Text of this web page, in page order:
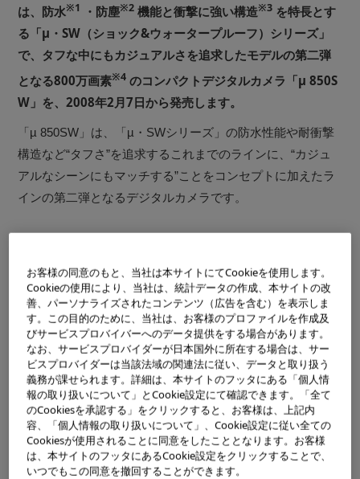
は、防水※1 ・防塵※2 機能と衝撃に強い構造※3 を特長とす
る「µ・SW（ショック&ウォータープルーフ）シリーズ」
で、タフな中にもカジュアルさを追求したモデルの第二弾
となる800万画素※4 のコンパクトデジタルカメラ「µ 850S
W」を、2008年2月7日から発売します。
「µ 850SW」は、「µ・SWシリーズ」の防水性能や耐衝撃
構造など“タフさ”を追求するこれまでのラインに、“カジュ
アルなシーンにもマッチする”ことをコンセプトに加えたラ
インの第二弾となるデジタルカメラです。
耐衝撃機能、防水・防塵機能、－10℃までの動作保証※5
など、タフな機能を搭載
小型・スタイリッシュなデザインと爽やかなボディカラー
最新の顔検出機能「フェイス&バックコントロール」と高
性能な画像処理エンジン「TruePic III」を搭載
「µ 850SW」は、「µ・SWシリーズ」の特長であるタフな
機能を搭載しています。水深3mまでの防水機能・防塵機
能、衝撃に強い構造、－10℃までの動作保証を備えている
お客様の同意のもと、当社は本サイトにてCookieを使用します。
Cookieの使用により、当社は、統計データの作成、本サイトの改
善、パーソナライズされたコンテンツ（広告を含む）を表示しま
す。この目的のために、当社は、お客様のプロファイルを作成及
びサービスプロバイバーへのデータ提供をする場合があります。
なお、サービスプロバイダーが日本国外に所在する場合は、サー
ビスプロバイダーは当該法域の関連法に従い、データと取り扱う
義務が課せられます。詳細は、本サイトのフッタにある「個人情
報の取り扱いについて」とCookie設定にて確認できます。「全て
のCookiesを承認する」をクリックすると、お客様は、上記内
容、「個人情報の取り扱いについて」、Cookie設定に従い全ての
Cookiesが使用されることに同意をしたこととなります。お客様
は、本サイトのフッタにあるCookie設定をクリックすることで、
いつでもこの同意を撤回することができます。